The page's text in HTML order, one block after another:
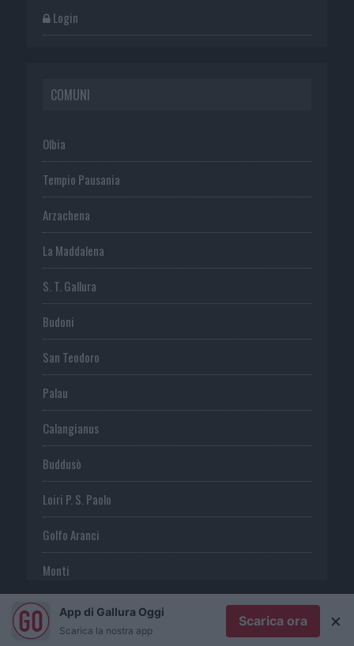
Login
COMUNI
Olbia
Tempio Pausania
Arzachena
La Maddalena
S. T. Gallura
Budoni
San Teodoro
Palau
Calangianus
Buddusò
Loiri P. S. Paolo
Golfo Aranci
Monti
Telti
S. Antonio di G.
App di Gallura Oggi
Scarica la nostra app
Scarica ora ×